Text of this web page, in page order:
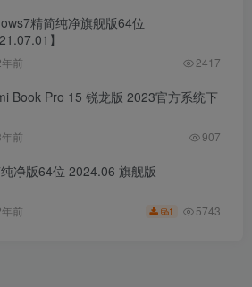
精简纯净旗舰版64位
】
前 2417
Book Pro 15 锐龙版 2023官方系统下
前 907
净版64位 2024.06 旗舰版
前 1 5743